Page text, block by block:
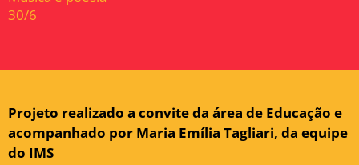
30/6
Projeto realizado a convite da área de Educação e
acompanhado por Maria Emília Tagliari, da equipe
do IMS